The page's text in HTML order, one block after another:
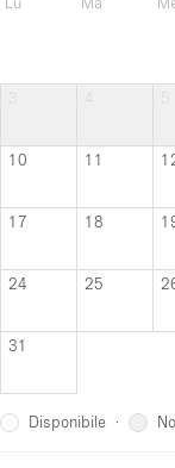
10 11
17 18
24 25
31
Disponibile ·